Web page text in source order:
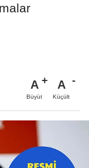
A
Büyüt
A
Küçült